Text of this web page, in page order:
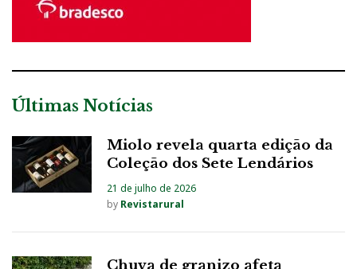
Últimas Notícias
Miolo revela quarta edição da
Coleção dos Sete Lendários
21 de julho de 2026
by Revistarural
Chuva de granizo afeta